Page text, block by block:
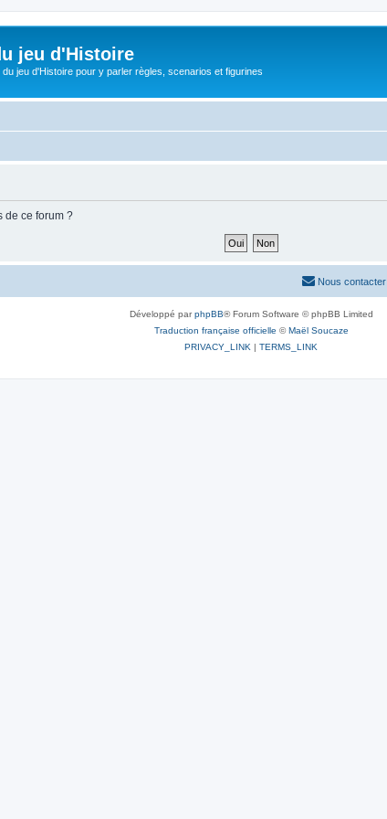
jeu d'Histoire
jeu d'Histoire pour y parler règles, scenarios et figurines
de ce forum ?
Nous contacter
Développé parphpBB® Forum Software © phpBB Limited
Traduction française officielle ©Maël Soucaze
PRIVACY_LINK | TERMS_LINK